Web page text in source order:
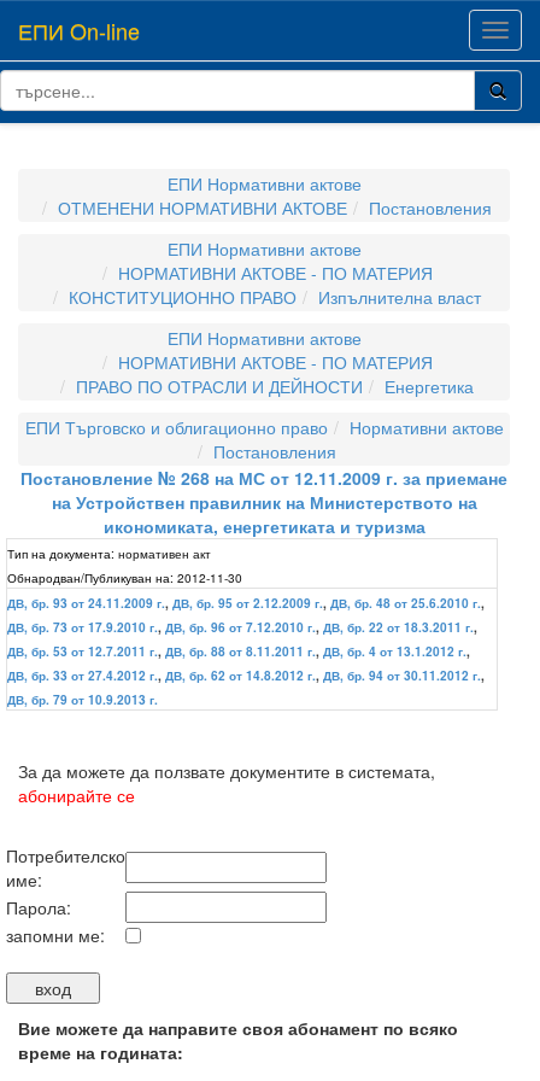
ЕПИ On-line
ЕПИ Нормативни актове
ОТМЕНЕНИ НОРМАТИВНИ АКТОВЕ
Постановления
ЕПИ Нормативни актове
НОРМАТИВНИ АКТОВЕ - ПО МАТЕРИЯ
КОНСТИТУЦИОННО ПРАВО
Изпълнителна власт
ЕПИ Нормативни актове
НОРМАТИВНИ АКТОВЕ - ПО МАТЕРИЯ
ПРАВО ПО ОТРАСЛИ И ДЕЙНОСТИ
Енергетика
ЕПИ Търговско и облигационно право
Нормативни актове
Постановления
Постановление № 268 на МС от 12.11.2009 г. за приемане
на Устройствен правилник на Министерството на
икономиката, енергетиката и туризма
Тип на документа: нормативен акт
Обнародван/Публикуван на: 2012-11-30
ДВ, бр. 93 от 24.11.2009 г., ДВ, бр. 95 от 2.12.2009 г., ДВ, бр. 48 от 25.6.2010 г.,
ДВ, бр. 73 от 17.9.2010 г., ДВ, бр. 96 от 7.12.2010 г., ДВ, бр. 22 от 18.3.2011 г.,
ДВ, бр. 53 от 12.7.2011 г., ДВ, бр. 88 от 8.11.2011 г., ДВ, бр. 4 от 13.1.2012 г.,
ДВ, бр. 33 от 27.4.2012 г., ДВ, бр. 62 от 14.8.2012 г., ДВ, бр. 94 от 30.11.2012 г.,
ДВ, бр. 79 от 10.9.2013 г.
За да можете да ползвате документите в системата,
абонирайте се
Потребителско
име:
Парола:
запомни ме:
Вие можете да направите своя абонамент по всяко
време на годината: